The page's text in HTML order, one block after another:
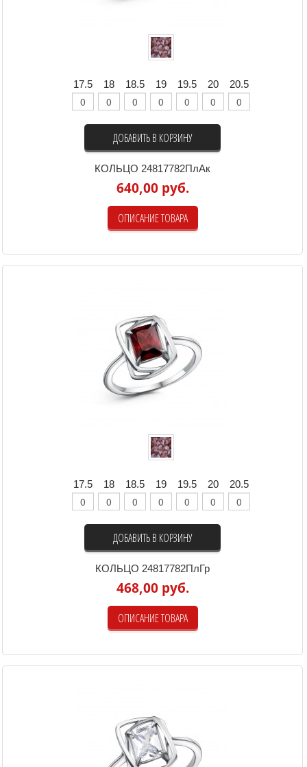
17.5 18 18.5 19 19.5 20 20.5
ДОБАВИТЬ В КОРЗИНУ
КОЛЬЦО 24817782ПлАк
640,00 руб.
ОПИСАНИЕ ТОВАРА
17.5 18 18.5 19 19.5 20 20.5
ДОБАВИТЬ В КОРЗИНУ
КОЛЬЦО 24817782ПлГр
468,00 руб.
ОПИСАНИЕ ТОВАРА